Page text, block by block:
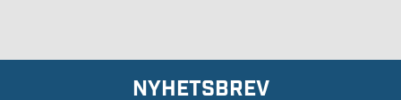
NYHETSBREV